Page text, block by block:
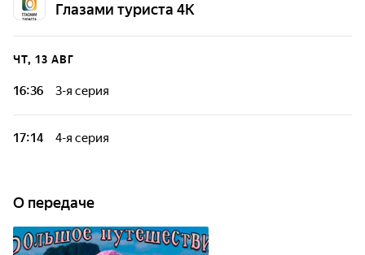
Глазами туриста 4К
ЧТ, 13 АВГ
16:36 3-я серия
17:14 4-я серия
О передаче